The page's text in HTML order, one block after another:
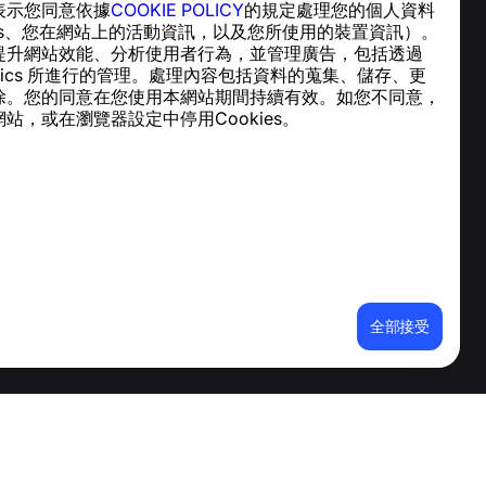
示您同意依據COOKIE POLICY的規定處理您的個人資料
您在網站上的活動資訊，以及您所使用的裝置資訊）。
網站效能、分析使用者行為，並管理廣告，包括透過
所進行的管理。處理內容包括資料的蒐集、儲存、更
您的同意在您使用本網站期間持續有效。如您不同意，
，或在瀏覽器設定中停用Cookies。
全部接受
說明中心
新聞與文章
關於專案
聯絡方式